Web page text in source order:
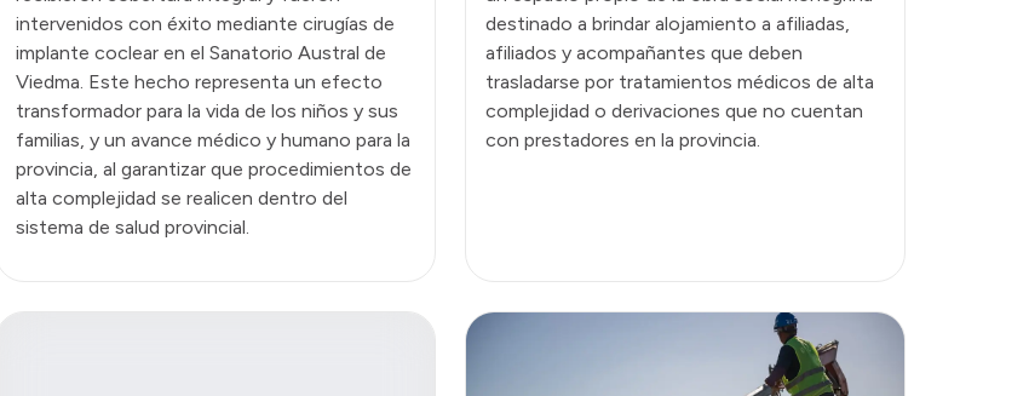
intervenidos con éxito mediante cirugías de
implante coclear en el Sanatorio Austral de
Viedma. Este hecho representa un efecto
transformador para la vida de los niños y sus
familias, y un avance médico y humano para la
provincia, al garantizar que procedimientos de
alta complejidad se realicen dentro del
sistema de salud provincial.
destinado a brindar alojamiento a afiliadas,
afiliados y acompañantes que deben
trasladarse por tratamientos médicos de alta
complejidad o derivaciones que no cuentan
con prestadores en la provincia.